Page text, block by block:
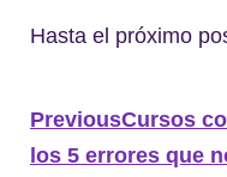
Hasta el próximo
PreviousCursos
los 5 errores que